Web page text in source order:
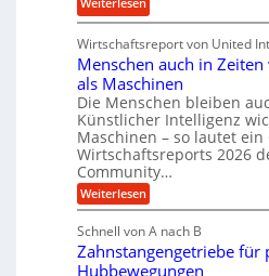
n
u
n
d
H
y
d
r
a
u
l
k
i
u
n
d
l
a
n
g
l
e
b
i
g
e
K
r
o
n
e
s
s
t
e
i
g
e
r
Wirtschaftsreport von United
Menschen auch in
als Maschinen
Die Menschen bleiben
Künstlicher Intelligenz
Maschinen – so lautet ein
Wirtschaftsreports 2026
Community…
Weiterlesen:
M
n
s
c
Schnell von A nach B
Zahnstangengetriebe für
Hubbewegungen